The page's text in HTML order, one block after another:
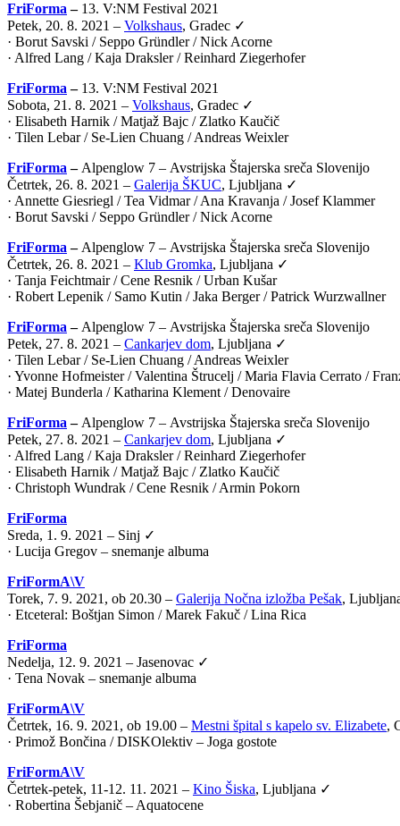
FriForma – 13. V:NM Festival 2021
Petek, 20. 8. 2021 – Volkshaus, Gradec ✓
· Borut Savski / Seppo Gründler / Nick Acorne
· Alfred Lang / Kaja Draksler / Reinhard Ziegerhofer
FriForma – 13. V:NM Festival 2021
Sobota, 21. 8. 2021 – Volkshaus, Gradec ✓
· Elisabeth Harnik / Matjaž Bajc / Zlatko Kaučič
· Tilen Lebar / Se-Lien Chuang / Andreas Weixler
FriForma – Alpenglow 7 – Avstrijska Štajerska sreča Slovenijo
Četrtek, 26. 8. 2021 – Galerija ŠKUC, Ljubljana ✓
· Annette Giesriegl / Tea Vidmar / Ana Kravanja / Josef Klammer
· Borut Savski / Seppo Gründler / Nick Acorne
FriForma – Alpenglow 7 – Avstrijska Štajerska sreča Slovenijo
Četrtek, 26. 8. 2021 – Klub Gromka, Ljubljana ✓
· Tanja Feichtmair / Cene Resnik / Urban Kušar
· Robert Lepenik / Samo Kutin / Jaka Berger / Patrick Wurzwallner
FriForma – Alpenglow 7 – Avstrijska Štajerska sreča Slovenijo
Petek, 27. 8. 2021 – Cankarjev dom, Ljubljana ✓
· Tilen Lebar / Se-Lien Chuang / Andreas Weixler
· Yvonne Hofmeister / Valentina Štrucelj / Maria Flavia Cerrato /
· Matej Bunderla / Katharina Klement / Denovaire
FriForma – Alpenglow 7 – Avstrijska Štajerska sreča Slovenijo
Petek, 27. 8. 2021 – Cankarjev dom, Ljubljana ✓
· Alfred Lang / Kaja Draksler / Reinhard Ziegerhofer
· Elisabeth Harnik / Matjaž Bajc / Zlatko Kaučič
· Christoph Wundrak / Cene Resnik / Armin Pokorn
FriForma
Sreda, 1. 9. 2021 – Sinj ✓
· Lucija Gregov – snemanje albuma
FriFormA\V
Torek, 7. 9. 2021, ob 20.30 – Galerija Nočna izložba Pešak,
· Etceteral: Boštjan Simon / Marek Fakuč / Lina Rica
FriForma
Nedelja, 12. 9. 2021 – Jasenovac ✓
· Tena Novak – snemanje albuma
FriFormA\V
Četrtek, 16. 9. 2021, ob 19.00 – Mestni špital s kapelo sv. Elizabete,
· Primož Bončina / DISKOlektiv – Joga gostote
FriFormA\V
Četrtek-petek, 11-12. 11. 2021 – Kino Šiska, Ljubljana ✓
· Robertina Šebjanič – Aquatocene